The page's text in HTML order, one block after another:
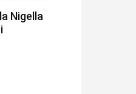
Nigella